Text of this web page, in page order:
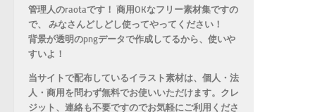
管理人のraotaです！ 商用OKなフリー素材集ですの
で、 みなさんどしどし使ってやってください！
背景が透明のpngデータで作成してるから、 使いや
すいよ！
当サイトで配布しているイラスト素材は、個人・法
人・商用を問わず無料でお使いいただけます。 クレ
ジット、連絡も不要ですのでお気軽にご利用くださ